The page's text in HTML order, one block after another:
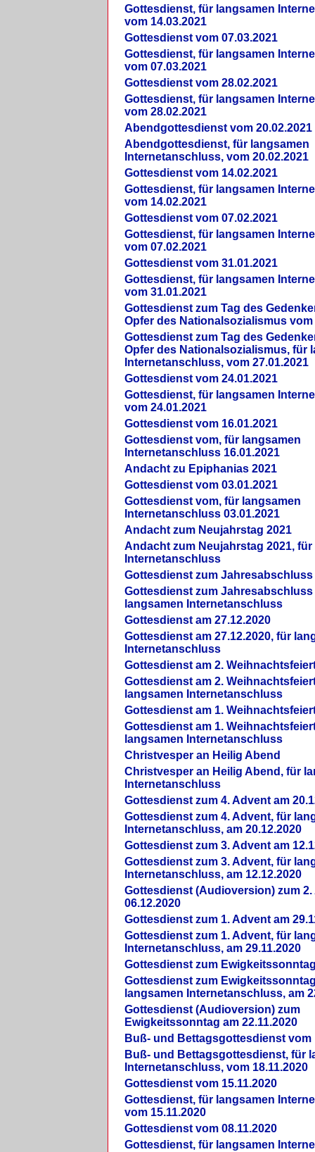
Gottesdienst, für langsamen
vom 14.03.2021
Gottesdienst vom 07.03.2021
Gottesdienst, für langsamen
vom 07.03.2021
Gottesdienst vom 28.02.2021
Gottesdienst, für langsamen
vom 28.02.2021
Abendgottesdienst vom 20.02.2021
Abendgottesdienst, für langsamen
Internetanschluss, vom 20.02.2021
Gottesdienst vom 14.02.2021
Gottesdienst, für langsamen
vom 14.02.2021
Gottesdienst vom 07.02.2021
Gottesdienst, für langsamen
vom 07.02.2021
Gottesdienst vom 31.01.2021
Gottesdienst, für langsamen
vom 31.01.2021
Gottesdienst zum Tag des
Opfer des Nationalsozialismus vom
Gottesdienst zum Tag des
Opfer des Nationalsozialismus, für
Internetanschluss, vom 27.01.2021
Gottesdienst vom 24.01.2021
Gottesdienst, für langsamen
vom 24.01.2021
Gottesdienst vom 16.01.2021
Gottesdienst vom, für langsamen
Internetanschluss 16.01.2021
Andacht zu Epiphanias 2021
Gottesdienst vom 03.01.2021
Gottesdienst vom, für langsamen
Internetanschluss 03.01.2021
Andacht zum Neujahrstag 2021
Andacht zum Neujahrstag 2021,
Internetanschluss
Gottesdienst zum Jahresabschluss
Gottesdienst zum Jahresabschluss
langsamen Internetanschluss
Gottesdienst am 27.12.2020
Gottesdienst am 27.12.2020, für
Internetanschluss
Gottesdienst am 2.
Gottesdienst am 2.
langsamen Internetanschluss
Gottesdienst am 1.
Gottesdienst am 1.
langsamen Internetanschluss
Christvesper an Heilig Abend
Christvesper an Heilig Abend, für
Internetanschluss
Gottesdienst zum 4. Advent am
Gottesdienst zum 4. Advent, für
Internetanschluss, am 20.12.2020
Gottesdienst zum 3. Advent am
Gottesdienst zum 3. Advent, für
Internetanschluss, am 12.12.2020
Gottesdienst (Audioversion) zum 2.
06.12.2020
Gottesdienst zum 1. Advent am
Gottesdienst zum 1. Advent, für
Internetanschluss, am 29.11.2020
Gottesdienst zum
Gottesdienst zum
langsamen Internetanschluss, am
Gottesdienst (Audioversion) zum
Ewigkeitssonntag am 22.11.2020
Buß- und Bettagsgottesdienst vom
Buß- und Bettagsgottesdienst, für
Internetanschluss, vom 18.11.2020
Gottesdienst vom 15.11.2020
Gottesdienst, für langsamen
vom 15.11.2020
Gottesdienst vom 08.11.2020
Gottesdienst, für langsamen